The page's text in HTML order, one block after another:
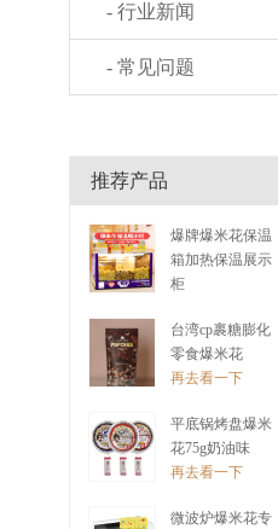
- 行业新闻
- 常见问题
推荐产品
爆牌爆米花保温
箱加热保温展示
柜
台湾cp裹糖膨化
零食爆米花
再去看一下
平底锅烤盘爆米
花75g奶油味
再去看一下
微波炉爆米花专